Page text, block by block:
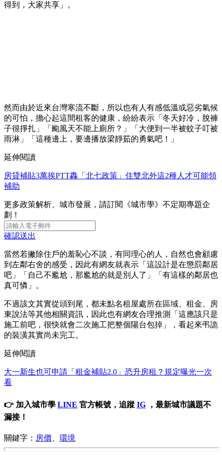
得到，大家共享」。
然而由於近來台灣寒流不斷，所以也有人有感低溫或惡劣氣候
的可怕，擔心起這間租客的健康，紛紛表示「冬天好冷，脫褲
子很掙扎」「颱風天不能上廁所？」「大便到一半被蚊子叮被
雨淋」「這種邊上，要邊播放梁靜茹的勇氣吧！」
延伸閱讀
房貸補貼3萬挨PTT轟「北七政策」住雙北外這2種人才可能領
補助
更多政策解析、城市發展，請訂閱《城市學》不定期專題企
劃！
確認送出
當然若撇除住戶的羞恥心不談，有同理心的人，自然也會顧慮
到左鄰右舍的感受，因此有網友就表示「這設計是在懲罰鄰居
吧」「自己不尷尬，那尷尬的就是別人了」「有這樣的鄰居也
真可憐」。
不過該文其實從頭到尾，都未點名租屋處所在區域、租金、房
東說法等其他相關資訊，因此也有網友合理推測「這應該只是
施工前吧，很快就會二次施工把整個陽台包掉」，看起來弔詭
的裝潢其實尚未完工。
延伸閱讀
大一新生也可申請「租金補貼2.0」恐升房租？規定曝光一次
看
👉 加入城市學 LINE 官方帳號，追蹤 IG ，最新城市議題不
漏接！
關鍵字： 房價 環境